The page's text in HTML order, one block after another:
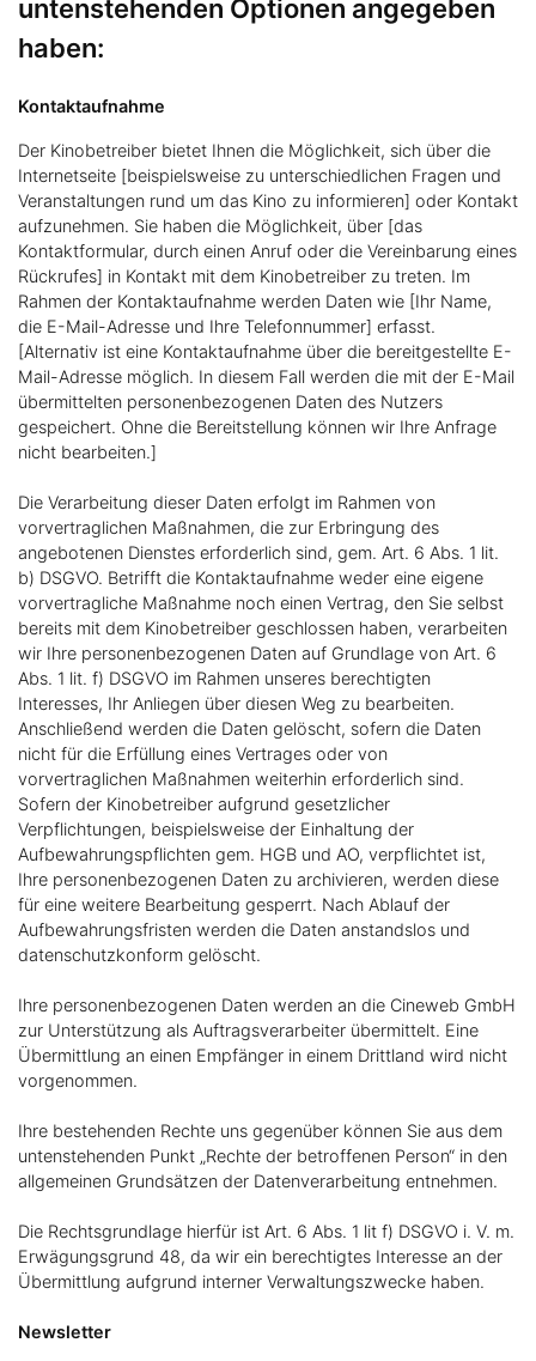
untenstehenden Optionen angegeben
haben:
Kontaktaufnahme
Der Kinobetreiber bietet Ihnen die Möglichkeit, sich über die
Internetseite [beispielsweise zu unterschiedlichen Fragen und
Veranstaltungen rund um das Kino zu informieren] oder Kontakt
aufzunehmen. Sie haben die Möglichkeit, über [das
Kontaktformular, durch einen Anruf oder die Vereinbarung eines
Rückrufes] in Kontakt mit dem Kinobetreiber zu treten. Im
Rahmen der Kontaktaufnahme werden Daten wie [Ihr Name,
die E-Mail-Adresse und Ihre Telefonnummer] erfasst.
[Alternativ ist eine Kontaktaufnahme über die bereitgestellte E-
Mail-Adresse möglich. In diesem Fall werden die mit der E-Mail
übermittelten personenbezogenen Daten des Nutzers
gespeichert. Ohne die Bereitstellung können wir Ihre Anfrage
nicht bearbeiten.]
Die Verarbeitung dieser Daten erfolgt im Rahmen von
vorvertraglichen Maßnahmen, die zur Erbringung des
angebotenen Dienstes erforderlich sind, gem. Art. 6 Abs. 1 lit.
b) DSGVO. Betrifft die Kontaktaufnahme weder eine eigene
vorvertragliche Maßnahme noch einen Vertrag, den Sie selbst
bereits mit dem Kinobetreiber geschlossen haben, verarbeiten
wir Ihre personenbezogenen Daten auf Grundlage von Art. 6
Abs. 1 lit. f) DSGVO im Rahmen unseres berechtigten
Interesses, Ihr Anliegen über diesen Weg zu bearbeiten.
Anschließend werden die Daten gelöscht, sofern die Daten
nicht für die Erfüllung eines Vertrages oder von
vorvertraglichen Maßnahmen weiterhin erforderlich sind.
Sofern der Kinobetreiber aufgrund gesetzlicher
Verpflichtungen, beispielsweise der Einhaltung der
Aufbewahrungspflichten gem. HGB und AO, verpflichtet ist,
Ihre personenbezogenen Daten zu archivieren, werden diese
für eine weitere Bearbeitung gesperrt. Nach Ablauf der
Aufbewahrungsfristen werden die Daten anstandslos und
datenschutzkonform gelöscht.
Ihre personenbezogenen Daten werden an die Cineweb GmbH
zur Unterstützung als Auftragsverarbeiter übermittelt. Eine
Übermittlung an einen Empfänger in einem Drittland wird nicht
vorgenommen.
Ihre bestehenden Rechte uns gegenüber können Sie aus dem
untenstehenden Punkt „Rechte der betroffenen Person“ in den
allgemeinen Grundsätzen der Datenverarbeitung entnehmen.
Die Rechtsgrundlage hierfür ist Art. 6 Abs. 1 lit f) DSGVO i. V. m.
Erwägungsgrund 48, da wir ein berechtigtes Interesse an der
Übermittlung aufgrund interner Verwaltungszwecke haben.
Newsletter